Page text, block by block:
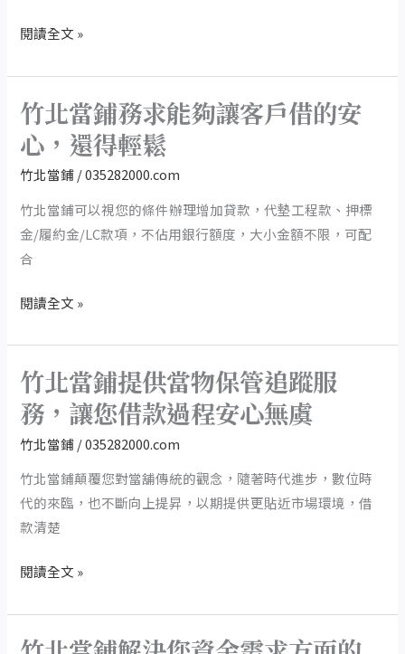
資
輕
鬆
方
便
閱讀全文 »
竹北當鋪務求能夠讓客戶借的安
心，還得輕鬆
竹北當鋪/035282000.com
竹北當鋪可以視您的條件辦理增加貸款，代墊工程款、押標
金/履約金/LC款項，不佔用銀行額度，大小金額不限，可配
合
竹
北
當
鋪
務
求
能
讓
戶
借
的
安
心，
還
得
輕
閱讀全文 »
竹北當鋪提供當物保管追蹤服
務，讓您借款過程安心無虞
竹北當鋪/035282000.com
竹北當鋪顛覆您對當舖傳統的觀念，隨著時代進步，數位時
代的來臨，也不斷向上提昇，以期提供更貼近市場環境，借
款清楚
竹
北
當
鋪
提
供
當
保
追
蹤
閱讀全文 »
竹